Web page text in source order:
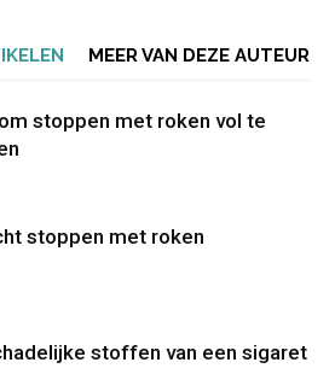
MEER VAN DEZE AUTEUR
stoppen met roken vol te
stoppen met roken
stoffen van een sigaret